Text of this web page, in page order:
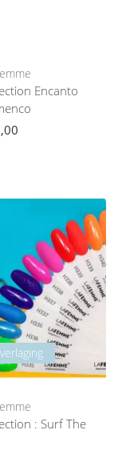
Encanto
: Surf The